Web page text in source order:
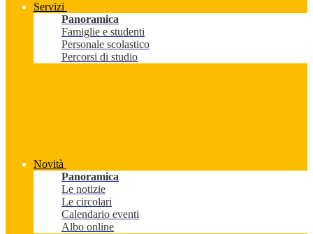
Servizi
Panoramica
Famiglie e studenti
Personale scolastico
Percorsi di studio
Novità
Panoramica
Le notizie
Le circolari
Calendario eventi
Albo online